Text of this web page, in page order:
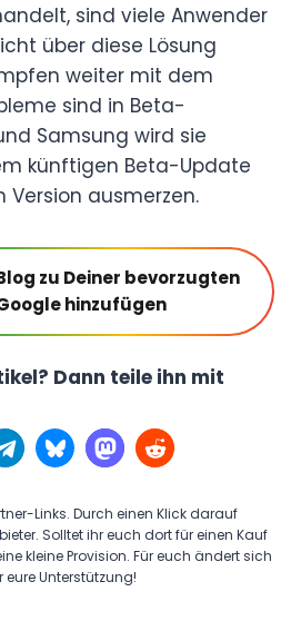
sind viele Anwender
über diese Lösung
weiter mit dem
sind in Beta-
Samsung wird sie
künftigen Beta-Update
ausmerzen.
zu Deiner bevorzugten
hinzufügen
Dann teile ihn mit
Links. Durch einen Klick darauf
Solltet ihr euch dort für einen Kauf
kleine Provision. Für euch ändert sich
eure Unterstützung!